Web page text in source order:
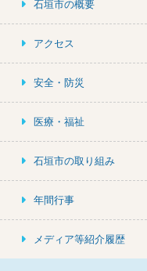
e}
石垣市の概要
アクセス
安全・防災
医療・福祉
石垣市の取り組み
年間行事
メディア等紹介履歴